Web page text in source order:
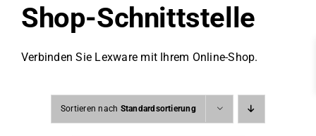
Shop-Schnittstelle
Verbinden Sie Lexware mit Ihrem Online-Shop.
Sortieren nach Standardsortierung